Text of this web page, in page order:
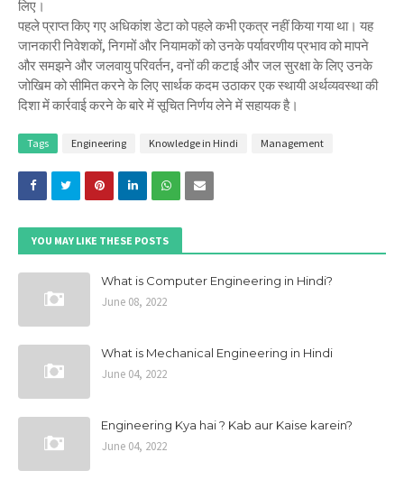
लिए।
पहले प्राप्त किए गए अधिकांश डेटा को पहले कभी एकत्र नहीं किया गया था। यह
जानकारी निवेशकों, निगमों और नियामकों को उनके पर्यावरणीय प्रभाव को मापने
और समझने और जलवायु परिवर्तन, वनों की कटाई और जल सुरक्षा के लिए उनके
जोखिम को सीमित करने के लिए सार्थक कदम उठाकर एक स्थायी अर्थव्यवस्था की
दिशा में कार्रवाई करने के बारे में सूचित निर्णय लेने में सहायक है।
Tags Engineering Knowledge in Hindi Management
YOU MAY LIKE THESE POSTS
What is Computer Engineering in Hindi?
June 08, 2022
What is Mechanical Engineering in Hindi
June 04, 2022
Engineering Kya hai ? Kab aur Kaise karein?
June 04, 2022